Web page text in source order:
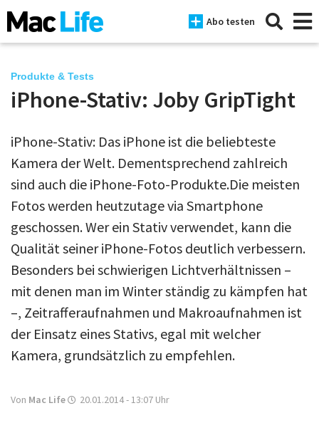
Abo testen
iPhone
Mac
iPad
Tests
Tipps
Magazine
Über uns
Podcast
Produkte & Tests
iPhone-Stativ: Joby GripTight
iPhone-Stativ: Das iPhone ist die beliebteste
Kamera der Welt. Dementsprechend zahlreich
sind auch die iPhone-Foto-Produkte.Die meisten
Fotos werden heutzutage via Smartphone
geschossen. Wer ein Stativ verwendet, kann die
Qualität seiner iPhone-Fotos deutlich verbessern.
Besonders bei schwierigen Lichtverhältnissen –
mit denen man im Winter ständig zu kämpfen hat
–, Zeitrafferaufnahmen und Makroaufnahmen ist
der Einsatz eines Stativs, egal mit welcher
Kamera, grundsätzlich zu empfehlen.
Von Mac Life 20.01.2014 - 13:07 Uhr